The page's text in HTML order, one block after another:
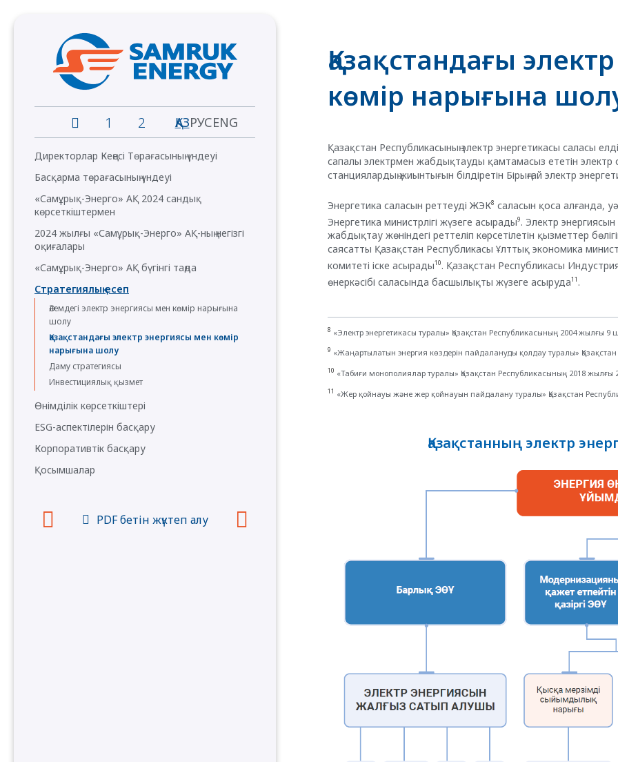
1 2 ҚАЗРУСENG
Директорлар Кеңесі Төрағасының үндеуі
Басқарма төрағасының үндеуі
«Самұрық-Энерго» АҚ 2024 сандық
көрсеткіштермен
2024 жылғы «Самұрық-Энерго» АҚ-ның негізгі
оқиғалары
«Самұрық-Энерго» АҚ бүгінгі таңда
Стратегиялық есеп
Әлемдегі электр энергиясы мен көмір нарығына
шолу
Қазақстандағы электр энергиясы мен көмір
нарығына шолу
Даму стратегиясы
Инвестициялық қызмет
Өнімділік көрсеткіштері
ESG-аспектілерін басқару
Корпоративтік басқару
Қосымшалар
Сауалнама
PDF бетін жүктеп алу
Қазақстандағы
көмір нарығына
Қазақстан Республикасының электр энергетикасы саласы
сапалы электрмен жабдықтауды қамтамасыз ететін электр
станциялардың жиынтығын білдіретін Бірыңғай электр
Энергетика саласын реттеуді ЖЭК8 саласын қоса алғанда,
Энергетика министрлігі жүзеге асырады9. Электр
жабдықтау жөніндегі реттеліп көрсетілетін қызметтер
саясатты Қазақстан Республикасы Ұлттық экономика
комитеті іске асырады10. Қазақстан Республикасы
өнеркәсібі саласында басшылықты жүзеге асыруда11 .
8 «Электр энергетикасы туралы» Қазақстан Республикасының 2004 жылғы 9
9 «Жаңартылатын энергия көздерін пайдалануды қолдау туралы»
10 «Табиғи монополиялар туралы» Қазақстан Республикасының 2018
11 «Жер қойнауы және жер қойнауын пайдалану туралы» Қазақстан
Қазақстанның электр